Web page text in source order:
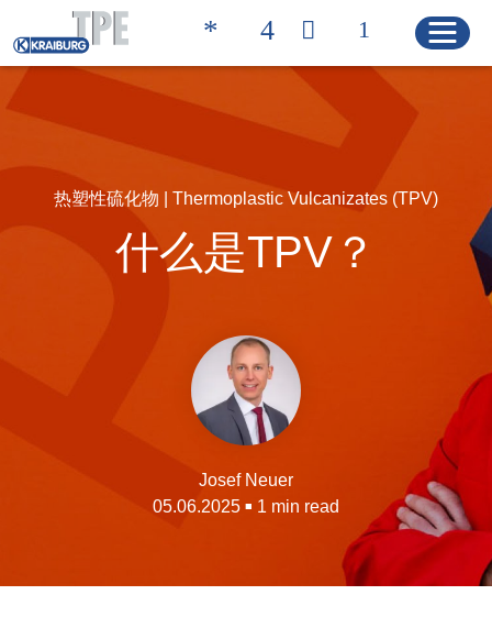
Quicklinks
联系方式 | 凯柏胶宝®
吹灌封技术专用 TPE
热塑性硫化物 | Thermoplastic Vulcanizates (TPV)
什么是TPV？
Josef Neuer
05.06.2025 ■ 1 min read